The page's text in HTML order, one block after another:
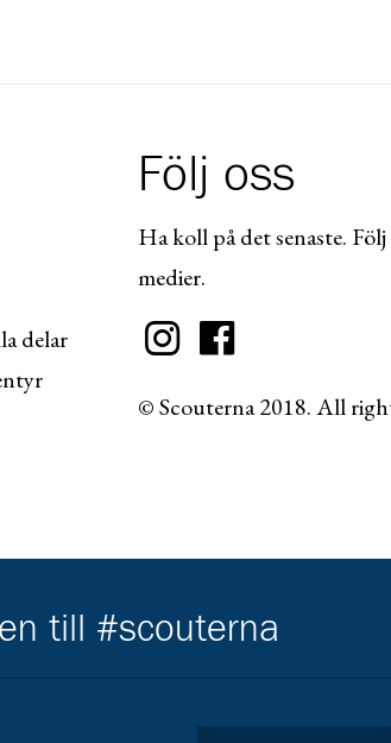
delar
Följ oss
Ha koll på det senaste. Följ
medier.
© Scouterna 2018. All
till #scouterna